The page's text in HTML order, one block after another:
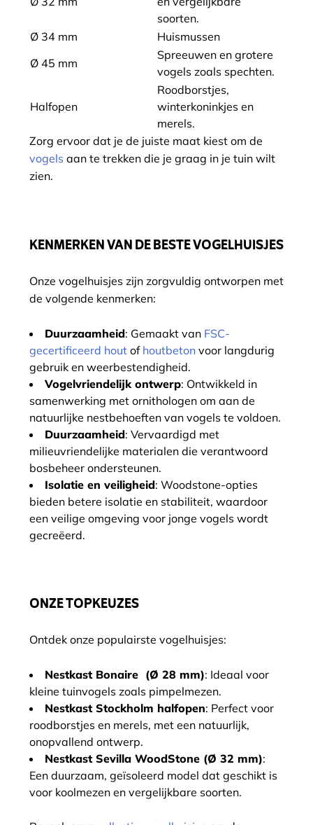
soorten.
Ø 34 mm
Huismussen
Ø 45 mm
Spreeuwen en grotere
vogels zoals spechten.
Halfopen
Roodborstjes,
winterkoninkjes en
merels.
Zorg ervoor dat je de juiste maat kiest om de
vogels aan te trekken die je graag in je tuin wilt
zien.
KENMERKEN VAN DE BESTE VOGELHUISJES
Onze vogelhuisjes zijn zorgvuldig ontworpen met
de volgende kenmerken:
Duurzaamheid: Gemaakt van FSC-
gecertificeerd hout of houtbeton voor langdurig
gebruik en weerbestendigheid.
Vogelvriendelijk ontwerp: Ontwikkeld in
samenwerking met ornithologen om aan de
natuurlijke nestbehoeften van vogels te voldoen.
Duurzaamheid: Vervaardigd met
milieuvriendelijke materialen die verantwoord
bosbeheer ondersteunen.
Isolatie en veiligheid: Woodstone-opties
bieden betere isolatie en stabiliteit, waardoor
een veilige omgeving voor jonge vogels wordt
gecreëerd.
ONZE TOPKEUZES
Ontdek onze populairste vogelhuisjes:
Nestkast Bonaire (Ø 28 mm): Ideaal voor
kleine tuinvogels zoals pimpelmezen.
Nestkast Stockholm halfopen: Perfect voor
roodborstjes en merels, met een natuurlijk,
onopvallend ontwerp.
Nestkast Sevilla WoodStone (Ø 32 mm):
Een duurzaam, geïsoleerd model dat geschikt is
voor koolmezen en vergelijkbare soorten.